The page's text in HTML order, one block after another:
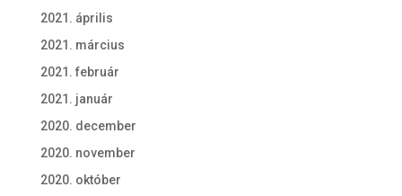
2021. április
2021. március
2021. február
2021. január
2020. december
2020. november
2020. október